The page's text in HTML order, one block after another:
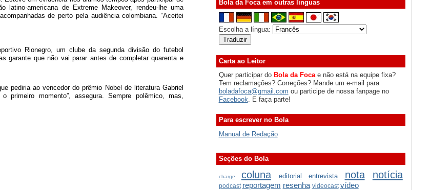
americana de Extreme Makeover, rendeu-lhe uma
de perto pela audiência colombiana. “Aceitei
Rionegro, um clube da segunda divisão do futebol
garante que não vai parar antes de completar quarenta e
pediria ao vencedor do prêmio Nobel de literatura Gabriel
primeiro momento”, assegura. Sempre polêmico, mas,
Bola da Foca em outras línguas
Escolha a língua:
Carta ao Leitor
Quer participar do Bola da Focae não está na equipe fixa?
Tem reclamações? Correções? Mande um e-mail para
boladafoca@gmail.com ou participe de nossa fanpage no
Facebook . E faça parte!
Para escrever no Bola
Manual de Redação
Seções do Bola
charge coluna editorial entrevista nota notícia
podcast reportagem resenha videocast vídeo